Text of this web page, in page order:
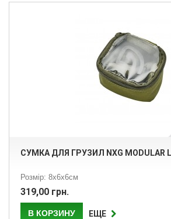
СУМКА ДЛЯ ГРУЗИЛ NXG MODULAR
Розмір: 8х6х6см
319,00 грн.
В КОРЗИНУ ЕЩЕ